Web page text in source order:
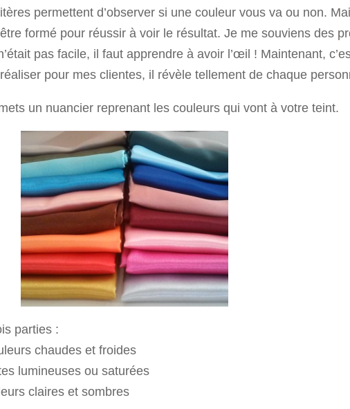
permettent d’observer si une couleur vous va ou non.
formé pour réussir à voir le résultat. Je me souviens des
pas facile, il faut apprendre à avoir l’œil ! Maintenant,
pour mes clientes, il révèle tellement de chaque
un nuancier reprenant les couleurs qui vont à votre teint.
parties :
chaudes et froides
lumineuses ou saturées
claires et sombres